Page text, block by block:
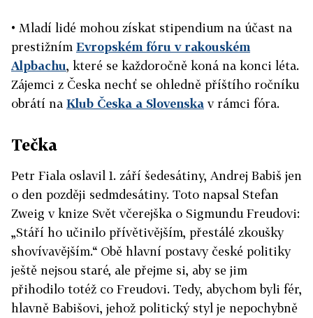
• Mladí lidé mohou získat stipendium na účast na
prestižním Evropském fóru v rakouském
Alpbachu, které se každoročně koná na konci léta.
Zájemci z Česka nechť se ohledně příštího ročníku
obrátí na Klub Česka a Slovenska v rámci fóra.
Tečka
Petr Fiala oslavil 1. září šedesátiny, Andrej Babiš jen
o den později sedmdesátiny. Toto napsal Stefan
Zweig v knize Svět včerejška o Sigmundu Freudovi:
„Stáří ho učinilo přívětivějším, přestálé zkoušky
shovívavějším.“ Obě hlavní postavy české politiky
ještě nejsou staré, ale přejme si, aby se jim
přihodilo totéž co Freudovi. Tedy, abychom byli fér,
hlavně Babišovi, jehož politický styl je nepochybně